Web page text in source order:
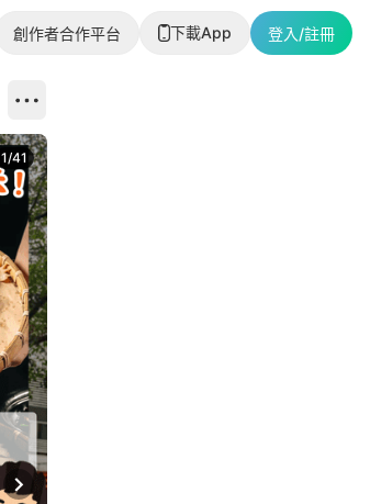
創作者合作平台 下載App 登入/註冊
Next slide
1/41